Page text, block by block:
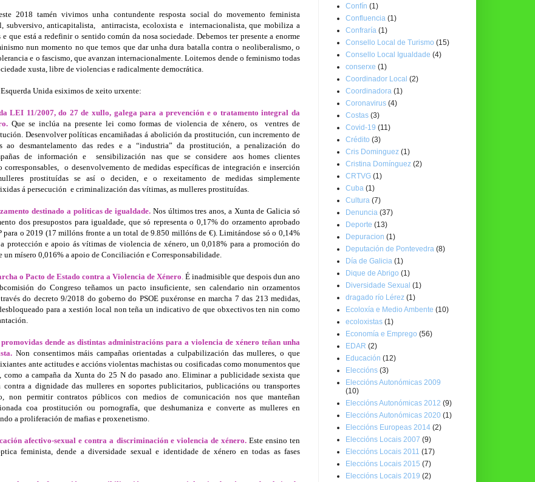
2018 tamén vivimos unha contundente resposta social do movemento feminista
subversivo, anticapitalista,
antirracista, ecoloxista e
internacionalista, que mobiliza a
que está a redefinir o sentido común da nosa sociedade. Debemos ter presente a enorme
nun momento no que temos que dar unha dura batalla contra o neoliberalismo, o
e o fascismo, que avanzan internacionalmente. Loitemos dende o feminismo todas
xusta, libre de violencias e radicalmente democrática.
Unida esiximos de xeito urxente:
LEI 11/2007, do 27 de xullo, galega para a prevención e o tratamento integral da
Que se inclúa na presente lei como formas de violencia de xénero, os
ventres de
Desenvolver políticas encamiñadas á abolición da prostitución, cun incremento de
ao desmantelamento das redes e a “industria” da prostitución, a penalización do
de información e
sensibilización nas que se considere aos homes clientes
o desenvolvemento de medidas específicas de integración e inserción
prostituídas se así o deciden, e o rexeitamento de medidas simplemente
á persecución e criminalización das vítimas, as mulleres prostituídas.
destinado a políticas de igualdade. Nos últimos tres anos, a Xunta de Galicia só
dos presupostos para igualdade, que só representa o 0,17% do orzamento aprobado
para o 2019 (17 millóns fronte a un total de 9.850 millóns de €). Limitándose só o 0,14%
protección e apoio ás vítimas de violencia de xénero, un 0,018% para a promoción do
un mísero 0,016% a apoio de Conciliación e Corresponsabilidade.
o Pacto de Estado contra a Violencia de Xénero É inadmisible que despois dun ano
do Congreso teñamos un pacto insuficiente, sen calendario nin orzamentos
do decreto 9/2018 do goberno do PSOE puxéronse en marcha 7 das 213 medidas,
para a xestión local non teña un indicativo de que obxectivos ten nin como
promovidas dende as distintas administracións para a violencia de xénero teñan unha
Non consentimos máis campañas orientadas a culpabilización das mulleres, o que
ante actitudes e accións violentas machistas ou cosificadas como monumentos que
como a campaña da Xunta do 25 N do pasado ano. Eliminar a publicidade sexista que
contra a dignidade das mulleres en soportes publicitarios, publicacións ou transportes
non permitir contratos públicos con medios de comunicación nos que manteñan
coa prostitución ou pornografía, que deshumaniza e converte as mulleres en
a proliferación de mafias e proxenetismo.
afectivo-sexual e contra a discriminación e violencia de xénero.Este ensino ten
feminista, dende a diversidade sexual e identidade de xénero en todas as fases
Confín (1)
Confluencia (1)
Confraría (1)
Consello Local de Turismo (15)
Consello Local Igualdade (4)
conserxe (1)
Coordinador Local (2)
Coordinadora (1)
Coronavirus (4)
Costas (3)
Covid-19 (11)
Crédito (3)
Cris Dominguez (1)
Cristina Domínguez (2)
CRTVG (1)
Cuba (1)
Cultura (7)
Denuncia (37)
Deporte (13)
Depuracion (1)
Deputación de Pontevedra (8)
Día de Galicia (1)
Dique de Abrigo (1)
Diversidade Sexual (1)
dragado río Lérez (1)
Ecoloxía e Medio Ambente (10)
ecoloxistas (1)
Economía e Emprego (56)
EDAR (2)
Educación (12)
Eleccións (3)
Eleccións Autonómicas 2009
(10)
Eleccións Autonómicas 2012 (9)
Eleccións Autonómicas 2020 (1)
Eleccións Europeas 2014 (2)
Eleccións Locais 2007 (9)
Eleccións Locais 2011 (17)
Eleccións Locais 2015 (7)
Eleccións Locais 2019 (2)